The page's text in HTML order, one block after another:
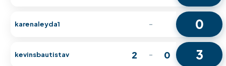
karenaleyda1 - 0
kevinsbautistav 2 - 0 3